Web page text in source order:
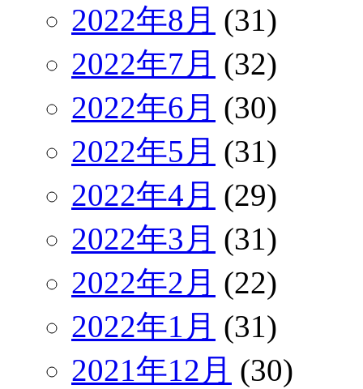
2022年8月 (31)
2022年7月 (32)
2022年6月 (30)
2022年5月 (31)
2022年4月 (29)
2022年3月 (31)
2022年2月 (22)
2022年1月 (31)
2021年12月 (30)